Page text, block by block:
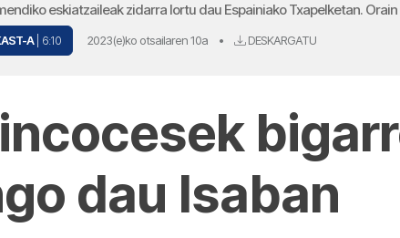
eskiatzaileak zidarra lortu dau Espainiako Txapelketan.
A | 6:10 2023(e)ko otsailaren 10a • DESKARGATU
dau Isaban